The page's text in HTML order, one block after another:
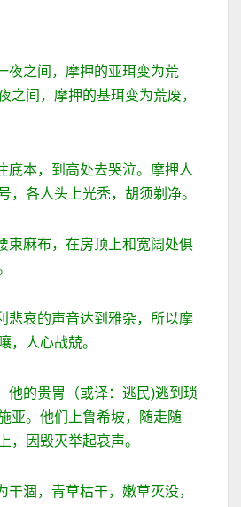
夜之间，摩押的亚珥变为荒
之间，摩押的基珥变为荒废，
底本，到高处去哭泣。摩押人
，各人头上光秃，胡须剃净。
束麻布，在房顶上和宽阔处俱
悲哀的声音达到雅杂，所以摩
，人心战兢。
他的贵冑（或译：逃民)逃到琐
亚。他们上鲁希坡，随走随
，因毁灭举起哀声。
干涸，青草枯干，嫩草灭没，